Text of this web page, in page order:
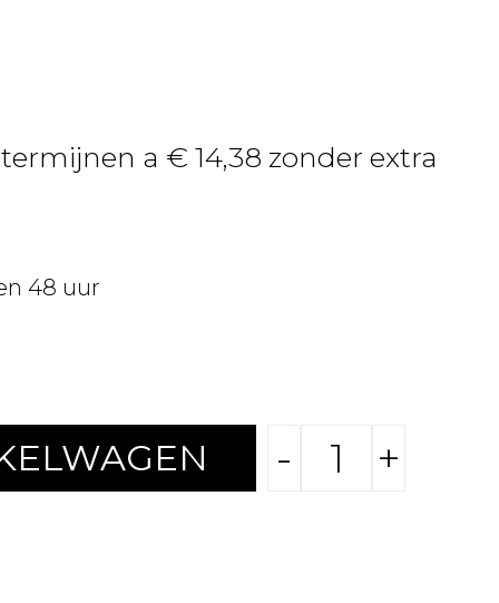
a € 14,38 zonder extra
48 uur
- +